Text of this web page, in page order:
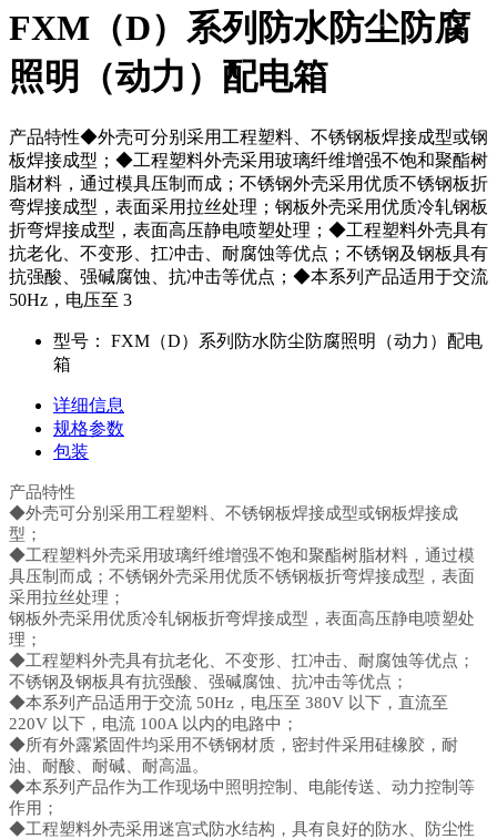
FXM（D）系列防水防尘防腐
照明（动力）配电箱
产品特性◆外壳可分别采用工程塑料、不锈钢板焊接成型或钢
板焊接成型；◆工程塑料外壳采用玻璃纤维增强不饱和聚酯树
脂材料，通过模具压制而成；不锈钢外壳采用优质不锈钢板折
弯焊接成型，表面采用拉丝处理；钢板外壳采用优质冷轧钢板
折弯焊接成型，表面高压静电喷塑处理；◆工程塑料外壳具有
抗老化、不变形、扛冲击、耐腐蚀等优点；不锈钢及钢板具有
抗强酸、强碱腐蚀、抗冲击等优点；◆本系列产品适用于交流
50Hz，电压至 3
型号：
FXM（D）系列防水防尘防腐照明（动力）配电
箱
详细信息
规格参数
包装
产品特性
◆外壳可分别采用工程塑料、不锈钢板焊接成型或钢板焊接成
型；
◆工程塑料外壳采用玻璃纤维增强不饱和聚酯树脂材料，通过模
具压制而成；不锈钢外壳采用优质不锈钢板折弯焊接成型，表面
采用拉丝处理；
钢板外壳采用优质冷轧钢板折弯焊接成型，表面高压静电喷塑处
理；
◆工程塑料外壳具有抗老化、不变形、扛冲击、耐腐蚀等优点；
不锈钢及钢板具有抗强酸、强碱腐蚀、抗冲击等优点；
◆本系列产品适用于交流 50Hz，电压至 380V 以下，直流至
220V 以下，电流 100A 以内的电路中；
◆所有外露紧固件均采用不锈钢材质，密封件采用硅橡胶，耐
油、耐酸、耐碱、耐高温。
◆本系列产品作为工作现场中照明控制、电能传送、动力控制等
作用；
◆工程塑料外壳采用迷宫式防水结构，具有良好的防水、防尘性